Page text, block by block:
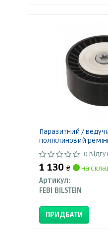
Паразитний /
поліклиновий
0
1 130 ₴
на
Артикул:
FEBI BILSTEIN
ПРИДБАТИ